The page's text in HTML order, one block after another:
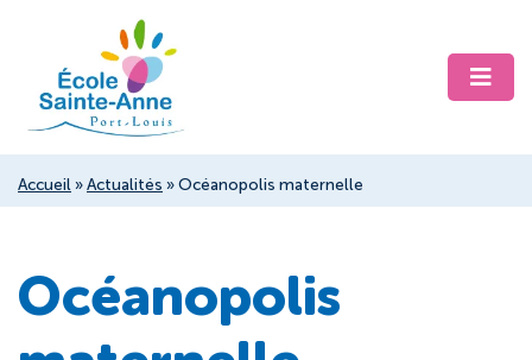
Accueil » Actualités » Océanopolis maternelle
Océanopolis